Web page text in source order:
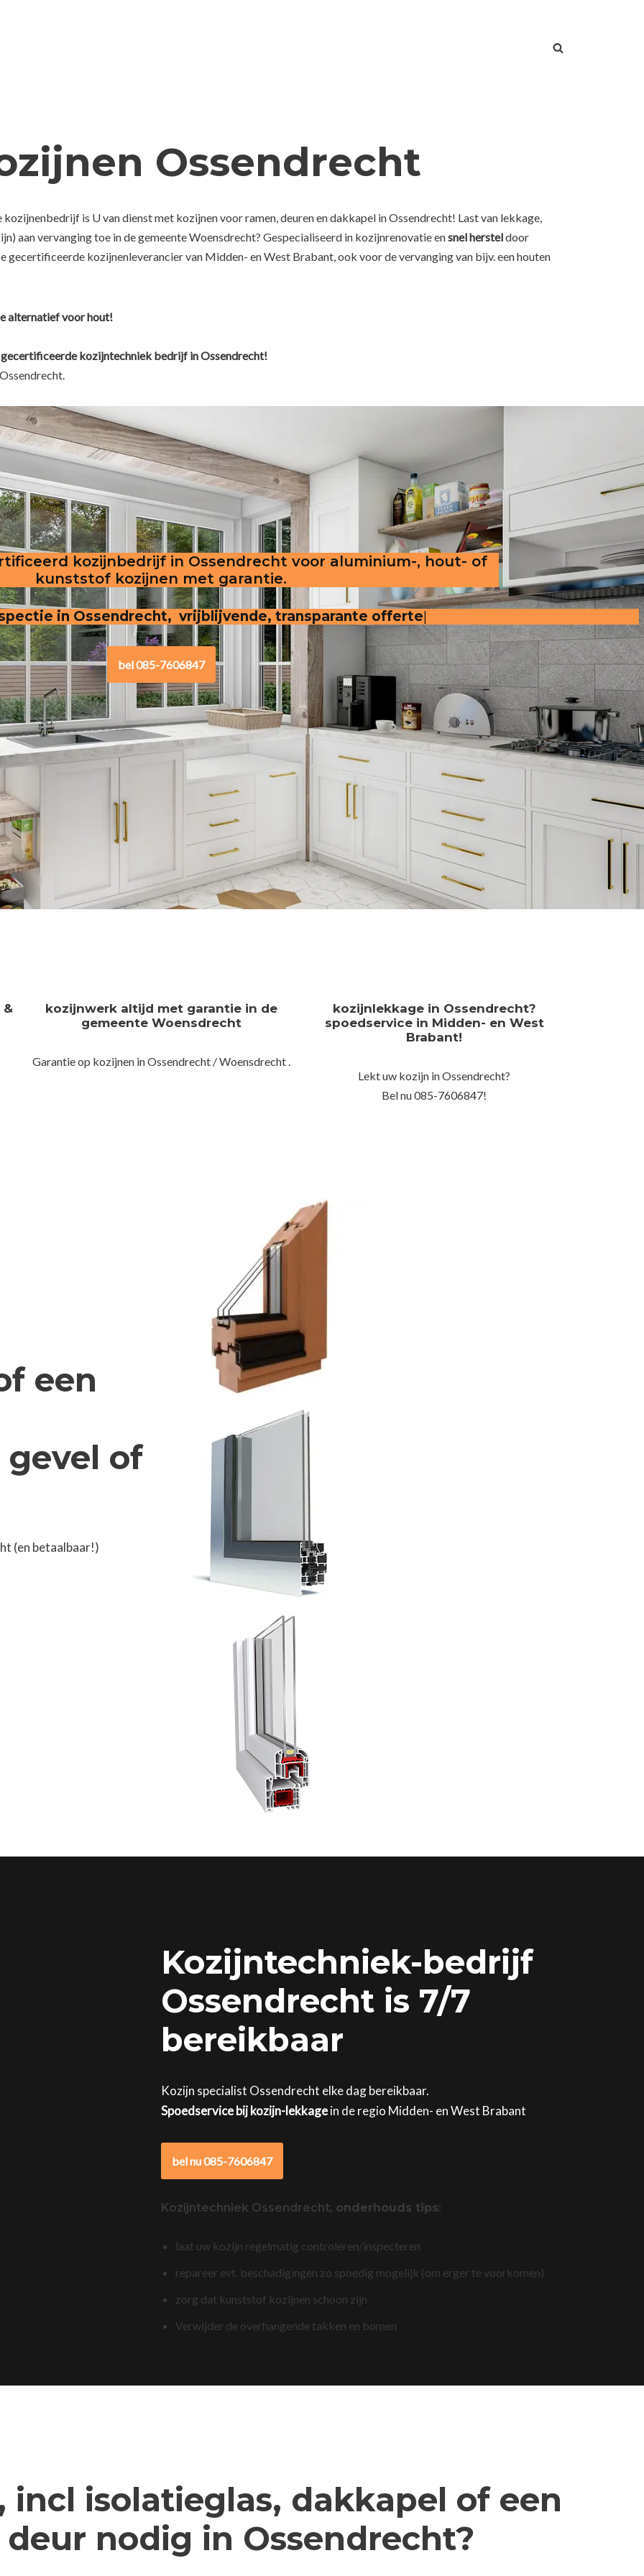
Ossendrecht
is U van dienst met kozijnen voor ramen, deuren en dakkapel in Ossendrecht! Last van lekkage,
aan vervanging toe in de gemeente Woensdrecht? Gespecialiseerd in kozijnrenovatie ensnel hersteldoor
kozijnenleverancier van Midden- en West Brabant, ook voor de vervanging van bijv. een houten
alternatief voor hout!
kozijntechniek bedrijf in Ossendrecht!
kozijnbedrijf in Ossendrecht voor aluminium-, hout- of
kunststof kozijnen met garantie.
in Ossendrecht, vrijblijvende, transparante offerte.
bel 085-7606847
&
kozijnwerk altijd met garantie in de
gemeente Woensdrecht
Garantie op kozijnen in Ossendrecht / Woensdrecht .
kozijnlekkage in Ossendrecht?
spoedservice in Midden- en West
Brabant!
Lekt uw kozijn in Ossendrecht?
Bel nu 085-7606847!
een
of
(en betaalbaar!)
Kozijntechniek-bedrijf
Ossendrecht is 7/7
bereikbaar
Kozijn specialist Ossendrecht elke dag bereikbaar.
Spoedservice bij kozijn-lekkagein de regio Midden- en West Brabant
bel nu 085-7606847
Kozijntechniek Ossendrecht, onderhouds tips:
laat uw kozijn regelmatig controleren/inspecteren
repareer evt. beschadigingen zo spoedig mogelijk (om erger te voorkomen)
zorg dat kunststof kozijnen schoon zijn
Verwijder de overhangende takken en bomen
incl isolatieglas, dakkapel of een
nodig in Ossendrecht?